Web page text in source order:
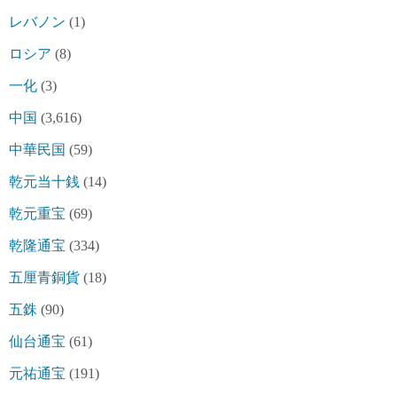
レバノン (1)
ロシア (8)
一化 (3)
中国 (3,616)
中華民国 (59)
乾元当十銭 (14)
乾元重宝 (69)
乾隆通宝 (334)
五厘青銅貨 (18)
五銖 (90)
仙台通宝 (61)
元祐通宝 (191)